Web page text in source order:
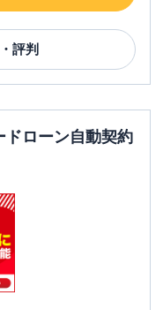
評判
ドローン自動契約